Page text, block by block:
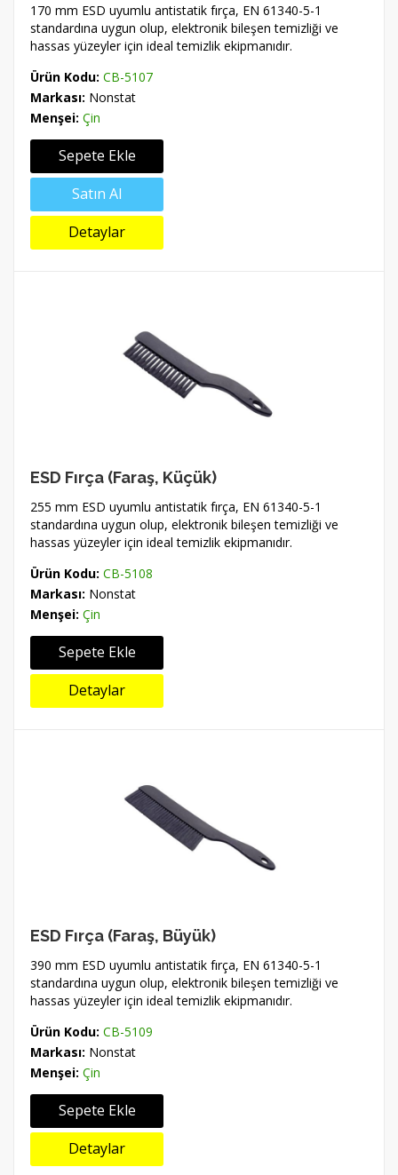
170 mm ESD uyumlu antistatik fırça, EN 61340-5-1
standardına uygun olup, elektronik bileşen temizliği ve
hassas yüzeyler için ideal temizlik ekipmanıdır.
Ürün Kodu: CB-5107
Markası: Nonstat
Menşei: Çin
Sepete Ekle
Satın Al
Detaylar
ESD Fırça (Faraş, Küçük)
255 mm ESD uyumlu antistatik fırça, EN 61340-5-1
standardına uygun olup, elektronik bileşen temizliği ve
hassas yüzeyler için ideal temizlik ekipmanıdır.
Ürün Kodu: CB-5108
Markası: Nonstat
Menşei: Çin
Sepete Ekle
Detaylar
ESD Fırça (Faraş, Büyük)
390 mm ESD uyumlu antistatik fırça, EN 61340-5-1
standardına uygun olup, elektronik bileşen temizliği ve
hassas yüzeyler için ideal temizlik ekipmanıdır.
Ürün Kodu: CB-5109
Markası: Nonstat
Menşei: Çin
Sepete Ekle
Detaylar